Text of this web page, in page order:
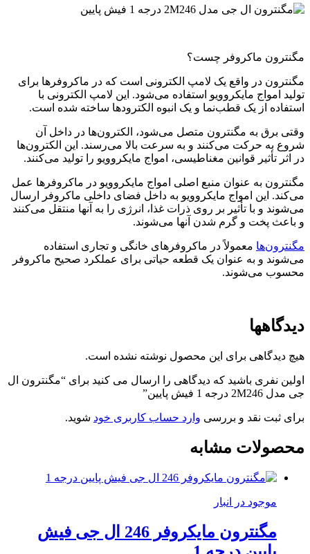
مگنترون ماکروفر چست؟
مگنترون در واقع یک لامپ الکترونی است که در ماکروفرها برای
تولید امواج مایکروویو استفاده می‌شود. این لامپ الکترونی با
استفاده از یک قطب‌نما و یک انبوه الکترودها ساخته شده است.
وقتی برق به مگنترون متصل می‌شود، الکترون‌ها در داخل آن
شروع به حرکت می‌کنند و به سرعت بالا می‌رسند. این الکترون‌ها
در اثر تأثیر قوانین مغناطیسی، امواج مایکروویو را تولید می‌کنند.
مگنترون به عنوان منبع اصلی امواج مایکروویو در ماکروفرها عمل
می‌کند. این امواج مایکروویو به داخل فضای داخلی ماکروفر ارسال
می‌شوند و با تأثیر بر روی ذرات غذا، انرژی را به آنها منتقل می‌کنند
و باعث پخت و گرم شدن آنها می‌شوند.
مگنترون‌ها معمولاً در ماکروفرهای خانگی و تجاری استفاده
می‌شوند و به عنوان یک قطعه حیاتی برای عملکرد صحیح ماکروفر
محسوب می‌شوند.
دیدگاهها
هیچ دیدگاهی برای این محصول نوشته نشده است.
اولین نفری باشید که دیدگاهی را ارسال می کنید برای “مگنترون ال
جی مدل 2M246 درجه 1 فیش پایین”
برای ثبت نقد و بررسی وارد حساب کاربری خود شوید.
محصولات مشابه
موجود در انبار
مگنترون مایکروفر 246 ال جی فیش